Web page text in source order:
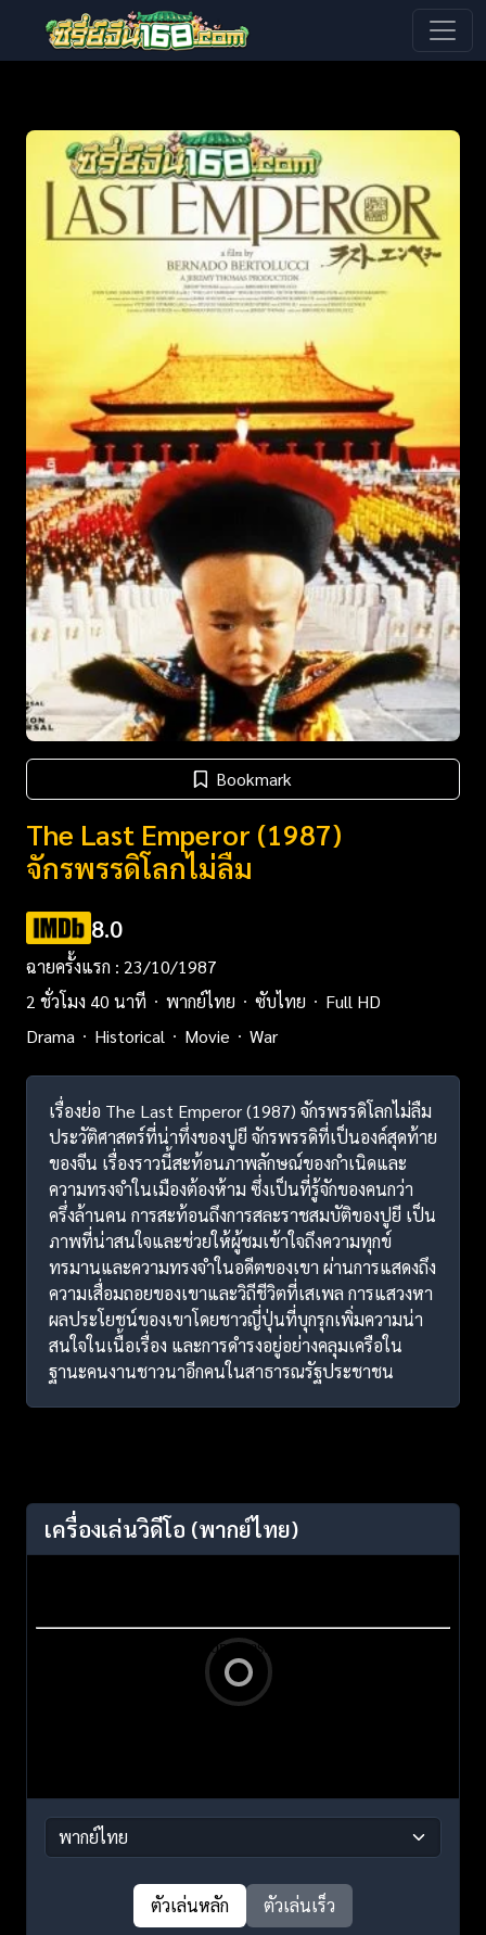
Bookmark
The Last Emperor (1987)
จักรพรรดิโลกไม่ลืม
8.0
ฉายครั้งแรก : 23/10/1987
2 ชั่วโมง 40 นาที
พากย์ไทย ซับไทย
Full HD
Drama
Historical Movie War
เรื่องย่อ The Last Emperor (1987) จักรพรรดิโลกไม่ลืม
ประวัติศาสตร์ที่น่าทึ่งของปูยี จักรพรรดิที่เป็นองค์สุดท้าย
ของจีน เรื่องราวนี้สะท้อนภาพลักษณ์ของกำเนิดและ
ความทรงจำในเมืองต้องห้าม ซึ่งเป็นที่รู้จักของคนกว่า
ครึ่งล้านคน การสะท้อนถึงการสละราชสมบัติของปูยี เป็น
ภาพที่น่าสนใจและช่วยให้ผู้ชมเข้าใจถึงความทุกข์
ทรมานและความทรงจำในอดีตของเขา ผ่านการแสดงถึง
ความเสื่อมถอยของเขาและวิถีชีวิตที่เสเพล การแสวงหา
ผลประโยชน์ของเขาโดยชาวญี่ปุ่นที่บุกรุกเพิ่มความน่า
สนใจในเนื้อเรื่อง และการดำรงอยู่อย่างคลุมเครือใน
ฐานะคนงานชาวนาอีกคนในสาธารณรัฐประชาชน
เครื่องเล่นวิดีโอ (พากย์ไทย)
ตัวเล่นหลัก ตัวเล่นเร็ว